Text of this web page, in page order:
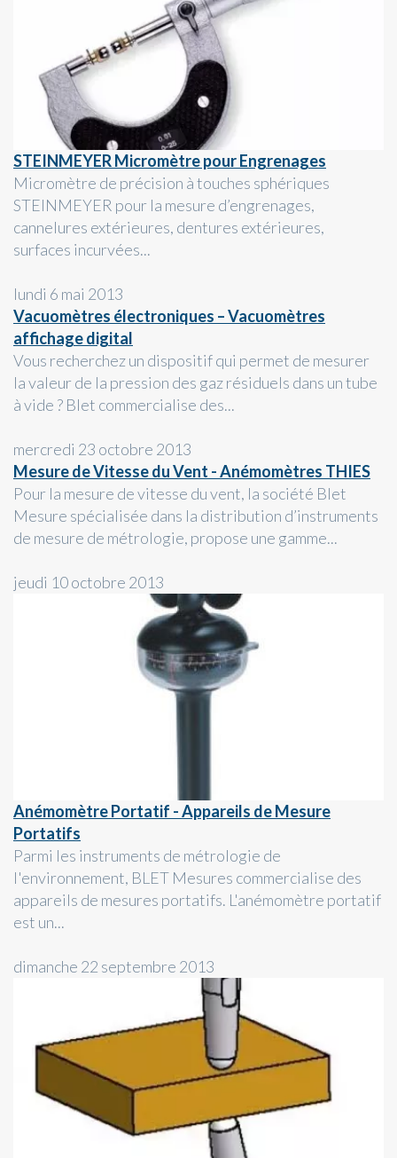
STEINMEYER Micromètre pour Engrenages
Micromètre de précision à touches sphériques
STEINMEYER pour la mesure d’engrenages,
cannelures extérieures, dentures extérieures,
surfaces incurvées...
lundi 6 mai 2013
Vacuomètres électroniques – Vacuomètres
affichage digital
Vous recherchez un dispositif qui permet de mesurer
la valeur de la pression des gaz résiduels dans un tube
à vide ? Blet commercialise des...
mercredi 23 octobre 2013
Mesure de Vitesse du Vent - Anémomètres THIES
Pour la mesure de vitesse du vent, la société Blet
Mesure spécialisée dans la distribution d’instruments
de mesure de métrologie, propose une gamme...
jeudi 10 octobre 2013
Anémomètre Portatif - Appareils de Mesure
Portatifs
Parmi les instruments de métrologie de
l'environnement, BLET Mesures commercialise des
appareils de mesures portatifs. L'anémomètre portatif
est un...
dimanche 22 septembre 2013